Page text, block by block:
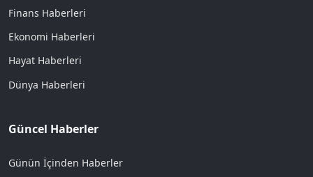
Finans Haberleri
Ekonomi Haberleri
Hayat Haberleri
Dünya Haberleri
Güncel Haberler
Günün İçinden Haberler